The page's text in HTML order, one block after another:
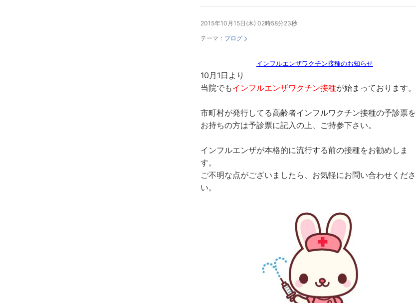
2015年10月15日(木) 02時58分23秒
テーマ： ブログ
インフルエンザワクチン接種のお知らせ
10月1日より
当院でもインフルエンザワクチン接種が始まっております。
市町村が発行してる高齢者インフルワクチン接種の予診票を
お持ちの方は予診票に記入の上、ご持参下さい。
インフルエンザが本格的に流行する前の接種をお勧めしま
す。
ご不明な点がございましたら、お気軽にお問い合わせくださ
い。